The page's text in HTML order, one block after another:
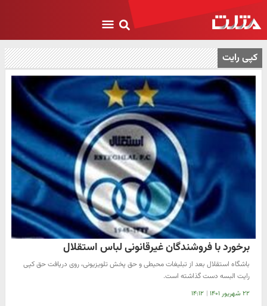
کپی رایت
برخورد با فروشندگان غیرقانونی لباس استقلال
باشگاه استقلال بعد از تبلیغات محیطی و حق پخش تلویزیونی، روی دریافت حق کپی
رایت البسه دست گذاشته است.
۲۲ شهریور ۱۴۰۱ | ۱۴:۱۲